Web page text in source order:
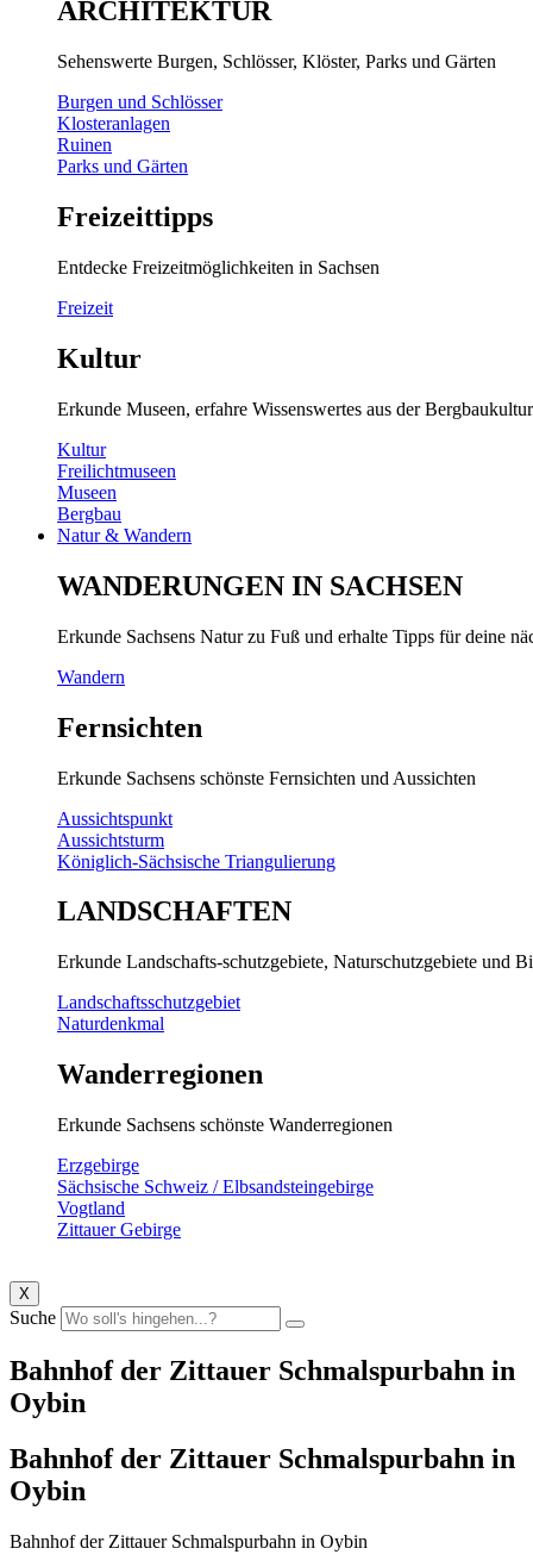
ARCHITEKTUR
Sehenswerte Burgen, Schlösser, Klöster, Parks und Gärten
Burgen und Schlösser
Klosteranlagen
Ruinen
Parks und Gärten
Freizeittipps
Entdecke Freizeitmöglichkeiten in Sachsen
Freizeit
Kultur
Erkunde Museen, erfahre Wissenswertes aus der
Kultur
Freilichtmuseen
Museen
Bergbau
Natur & Wandern
WANDERUNGEN IN SACHSEN
Erkunde Sachsens Natur zu Fuß und erhalte Tipps für deine
Wandern
Fernsichten
Erkunde Sachsens schönste Fernsichten und Aussichten
Aussichtspunkt
Aussichtsturm
Königlich-Sächsische Triangulierung
LANDSCHAFTEN
Erkunde Landschafts-schutzgebiete, Naturschutzgebiete und
Landschaftsschutzgebiet
Naturdenkmal
Wanderregionen
Erkunde Sachsens schönste Wanderregionen
Erzgebirge
Sächsische Schweiz / Elbsandsteingebirge
Vogtland
Zittauer Gebirge
X
Suche
Bahnhof der Zittauer Schmalspurbahn in
Oybin
Bahnhof der Zittauer Schmalspurbahn in
Oybin
Bahnhof der Zittauer Schmalspurbahn in Oybin